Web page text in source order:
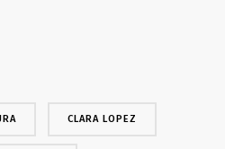
CLARA LOPEZ